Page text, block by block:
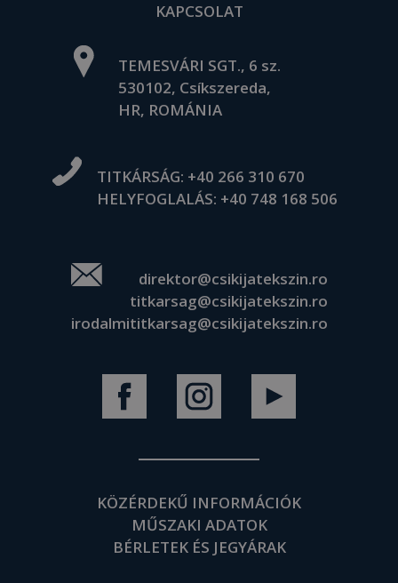
KAPCSOLAT
TEMESVÁRI SGT., 6 sz.
530102, Csíkszereda,
HR, ROMÁNIA
TITKÁRSÁG: +40 266 310 670
HELYFOGLALÁS: +40 748 168 506
direktor@csikijatekszin.ro
titkarsag@csikijatekszin.ro
irodalmititkarsag@csikijatekszin.ro
KÖZÉRDEKŰ INFORMÁCIÓK
MŰSZAKI ADATOK
BÉRLETEK ÉS JEGYÁRAK